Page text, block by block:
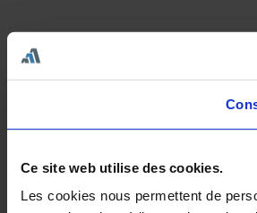
Ce site web utilise des cookies.
Les cookies nous permettent de